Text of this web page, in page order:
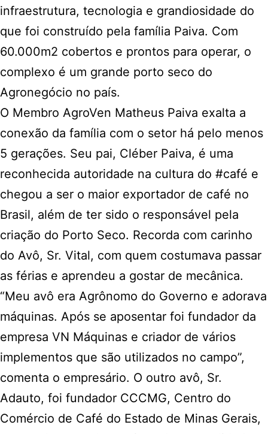
infraestrutura, tecnologia e grandiosidade do
que foi construído pela família Paiva. Com
60.000m2 cobertos e prontos para operar, o
complexo é um grande porto seco do
Agronegócio no país.
O Membro AgroVen Matheus Paiva exalta a
conexão da família com o setor há pelo menos
5 gerações. Seu pai, Cléber Paiva, é uma
reconhecida autoridade na cultura do #café e
chegou a ser o maior exportador de café no
Brasil, além de ter sido o responsável pela
criação do Porto Seco. Recorda com carinho
do Avô, Sr. Vital, com quem costumava passar
as férias e aprendeu a gostar de mecânica.
“Meu avô era Agrônomo do Governo e adorava
máquinas. Após se aposentar foi fundador da
empresa VN Máquinas e criador de vários
implementos que são utilizados no campo”,
comenta o empresário. O outro avô, Sr.
Adauto, foi fundador CCCMG, Centro do
Comércio de Café do Estado de Minas Gerais,